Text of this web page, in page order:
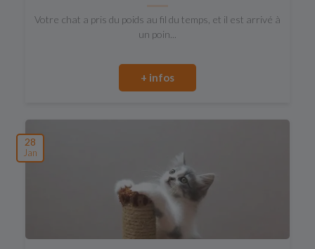
Votre chat a pris du poids au fil du temps, et il est arrivé à
un poin...
+ infos
28
Jan